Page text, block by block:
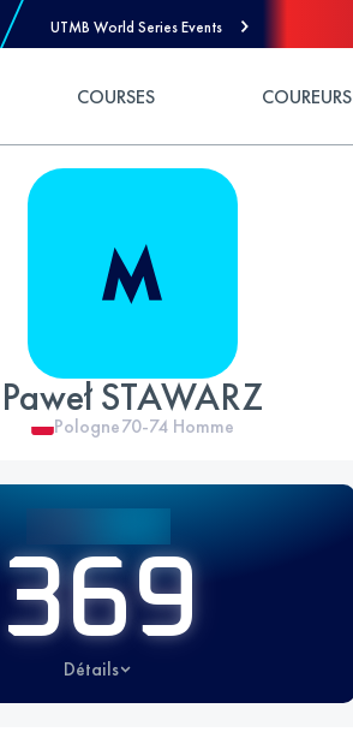
UTMB World Series Events
COURSES COUREURS
Paweł STAWARZ
Pologne70-74 Homme
369
Détails